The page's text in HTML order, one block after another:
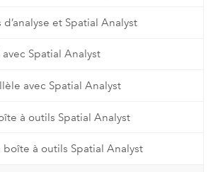
et Spatial Analyst
Spatial Analyst
avec Spatial Analyst
à outils Spatial Analyst
à outils Spatial Analyst